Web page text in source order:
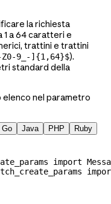
la richiesta
1 a 64 caratteri e
trattini e trattini
9_-]{1,64}$).
standard della
elenco nel parametro
Go Java PHP Ruby
import